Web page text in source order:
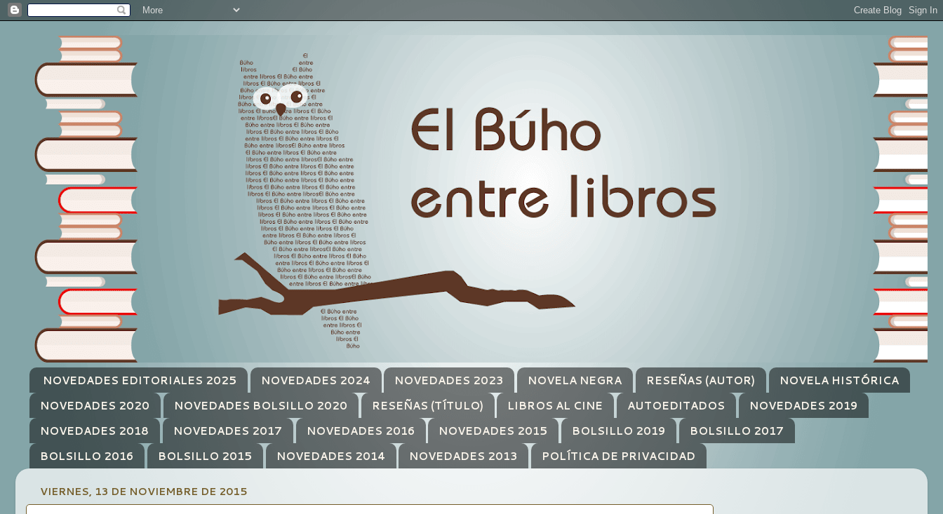
NOVEDADES EDITORIALES 2025 NOVEDADES 2024 NOVEDADES 2023 NOVELA NEGRA RESEÑAS (AUTOR)
NOVELA HISTÓRICA
NOVEDADES 2020
NOVEDADES BOLSILLO 2020 RESEÑAS (TÍTULO) LIBROS AL CINE AUTOEDITADOS
NOVEDADES 2019
NOVEDADES 2018
NOVEDADES 2017 NOVEDADES 2016 NOVEDADES 2015 BOLSILLO 2019
BOLSILLO 2017
BOLSILLO 2016
BOLSILLO 2015 NOVEDADES 2014 NOVEDADES 2013 POLÍTICA DE PRIVACIDAD
VIERNES, 13 DE NOVIEMBRE DE 2015